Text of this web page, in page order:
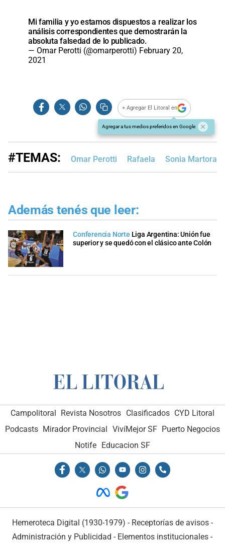
Mi familia y yo estamos dispuestos a realizar los
análisis correspondientes que demostrarán la
absoluta falsedad de lo publicado.
— Omar Perotti (@omarperotti) February 20,
2021
+ Agregar El Litoral en
Agregar a tus medios preferidos en Google
#TEMAS: Omar Perotti Rafaela Sonia
Además tenés que leer:
Conferencia Norte Liga Argentina: Unión fue
superior y se quedó con el clásico ante Colón
Campolitoral Revista Nosotros Clasificados CYD Litoral
Podcasts Mirador Provincial VivíMejor SF Puerto Negocios
Notife
Educacion SF
Hemeroteca Digital (1930-1979) - Receptorías de avisos -
Administración y Publicidad - Elementos institucionales -